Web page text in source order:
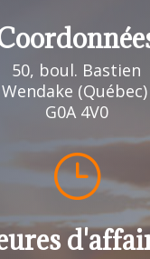
50, boul. Bastien
Wendake (Québec)
G0A 4V0
}